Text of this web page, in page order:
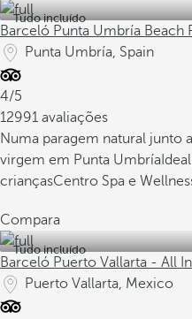
Tudo incluído
Barceló Punta Umbría Beach
Punta Umbría, Spain
4/5
12991 avaliações
Numa paragem natural junto
virgem em Punta Umbría
criançasCentro Spa e
Compara
Tudo incluído
Barceló Puerto Vallarta - All
Puerto Vallarta, Mexico